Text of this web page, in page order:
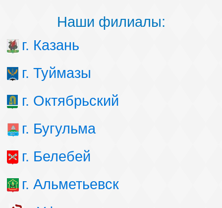
Наши филиалы:
г. Казань
г. Туймазы
г. Октябрьский
г. Бугульма
г. Белебей
г. Альметьевск